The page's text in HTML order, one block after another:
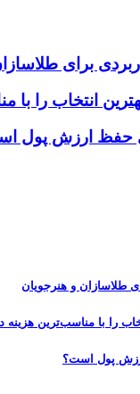
برای
انتخاب را با
حفظ ارزش پول
طلاسازان و هنرجویان
را با مناسب‌ترین هزینه
ارزش پول است؟